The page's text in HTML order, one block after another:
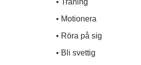
• Träning
• Motionera
• Röra på sig
• Bli svettig